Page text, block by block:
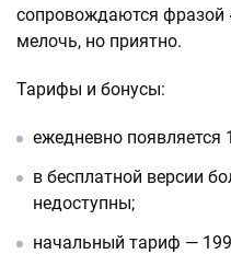
сопровождаются
мелочь, но приятно.
Тарифы и бонусы:
ежедневно появляется
в бесплатной версии
недоступны;
начальный тариф —